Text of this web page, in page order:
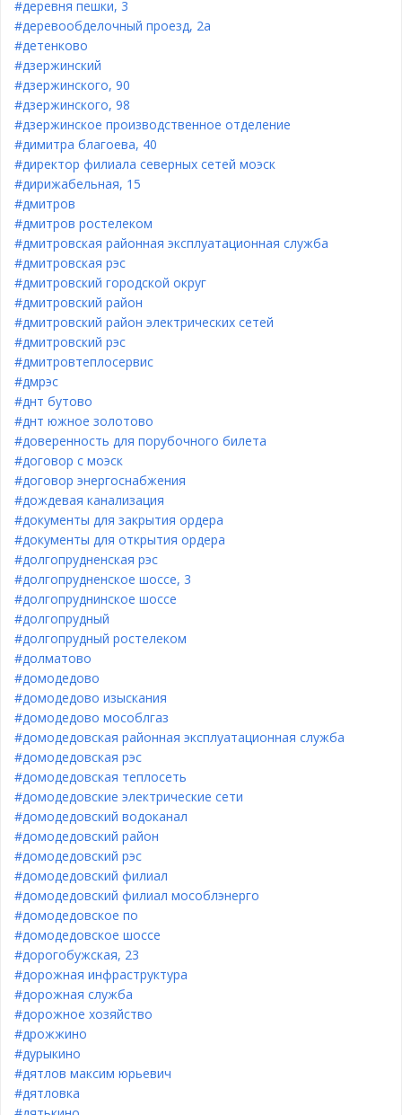
#деревня пешки, 3
#деревообделочный проезд, 2а
#детенково
#дзержинский
#дзержинского, 90
#дзержинского, 98
#дзержинское производственное отделение
#димитра благоева, 40
#директор филиала северных сетей моэск
#дирижабельная, 15
#дмитров
#дмитров ростелеком
#дмитровская районная эксплуатационная служба
#дмитровская рэс
#дмитровский городской округ
#дмитровский район
#дмитровский район электрических сетей
#дмитровский рэс
#дмитровтеплосервис
#дмрэс
#днт бутово
#днт южное золотово
#доверенность для порубочного билета
#договор с моэск
#договор энергоснабжения
#дождевая канализация
#документы для закрытия ордера
#документы для открытия ордера
#долгопрудненская рэс
#долгопрудненское шоссе, 3
#долгопруднинское шоссе
#долгопрудный
#долгопрудный ростелеком
#долматово
#домодедово
#домодедово изыскания
#домодедово мособлгаз
#домодедовская районная эксплуатационная служба
#домодедовская рэс
#домодедовская теплосеть
#домодедовские электрические сети
#домодедовский водоканал
#домодедовский район
#домодедовский рэс
#домодедовский филиал
#домодедовский филиал мособлэнерго
#домодедовское по
#домодедовское шоссе
#дорогобужская, 23
#дорожная инфраструктура
#дорожная служба
#дорожное хозяйство
#дрожжино
#дурыкино
#дятлов максим юрьевич
#дятловка